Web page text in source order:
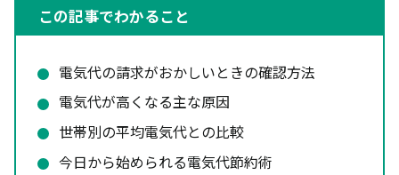
この記事でわかること
電気代の請求がおかしいときの確認方法
電気代が高くなる主な原因
世帯別の平均電気代との比較
今日から始められる電気代節約術